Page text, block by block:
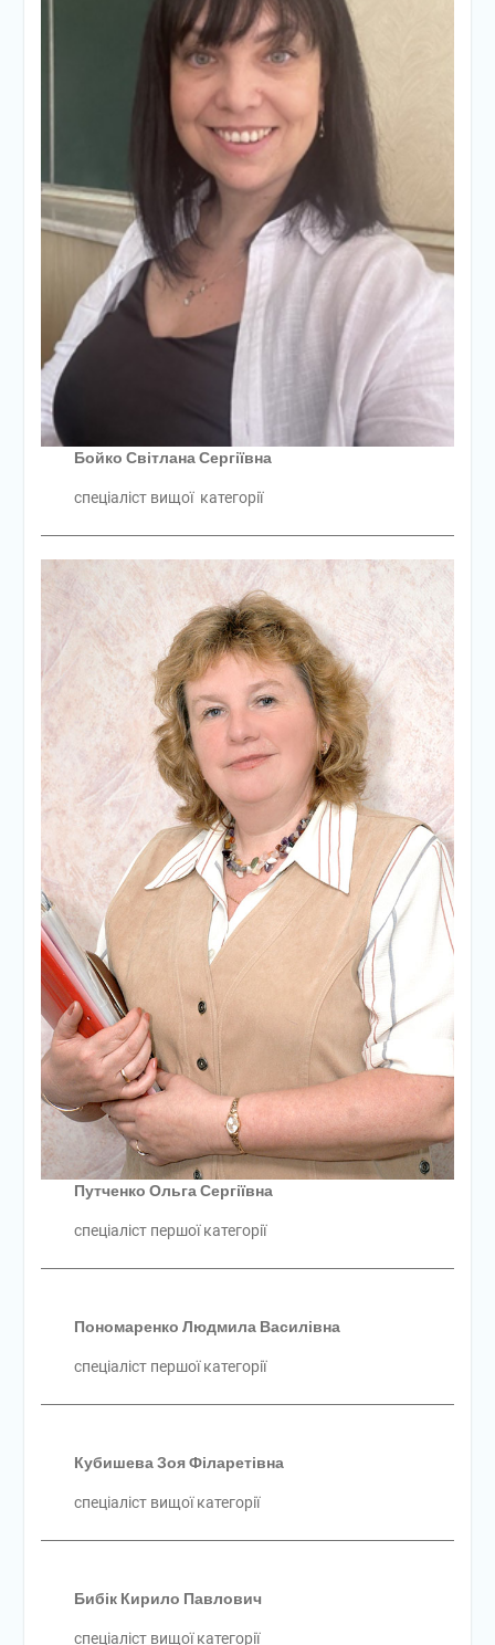
Бойко Світлана Сергіївна
спеціаліст вищої категорії
Путченко Ольга Сергіївна
спеціаліст першої категорії
Пономаренко Людмила Василівна
спеціаліст першої категорії
Кубишева Зоя Філаретівна
спеціаліст вищої категорії
Бибік Кирило Павлович
спеціаліст вищої категорії